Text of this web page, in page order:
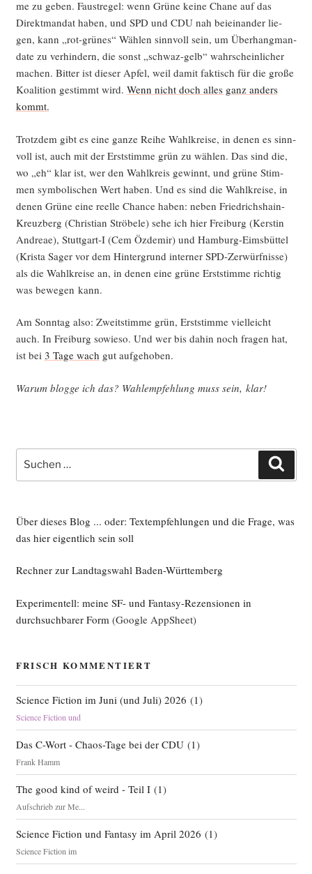
me zu geben. Faust­re­gel: wenn Grü­ne kei­ne Cha­ne auf das
Direkt­man­dat haben, und SPD und CDU nah bei­ein­an­der lie­
gen, kann „rot-grü­nes“ Wäh­len sinn­voll sein, um Über­hang­man­
da­te zu ver­hin­dern, die sonst „schwaz-gelb“ wahr­schein­li­cher
machen. Bit­ter ist die­ser Apfel, weil damit fak­tisch für die gro­ße
Koali­ti­on gestimmt wird. Wenn nicht doch alles ganz anders
kommt.
Trotz­dem gibt es eine gan­ze Rei­he Wahl­krei­se, in denen es sinn­
voll ist, auch mit der Erst­stim­me grün zu wäh­len. Das sind die,
wo „eh“ klar ist, wer den Wahl­kreis gewinnt, und grü­ne Stim­
men sym­bo­li­schen Wert haben. Und es sind die Wahl­krei­se, in
denen Grü­ne eine reel­le Chan­ce haben: neben Fried­richs­hain-
Kreuz­berg (Chris­ti­an Strö­be­le) sehe ich hier Frei­burg (Kers­tin
And­reae), Stuttgart‑I (Cem Özd­emir) und Ham­burg-Eims­büt­tel
(Kris­ta Sager vor dem Hin­ter­grund inter­ner SPD-Zer­würf­nis­se)
als die Wahl­krei­se an, in denen eine grü­ne Erst­stim­me rich­tig
was bewe­gen kann.
Am Sonn­tag also: Zweit­stim­me grün, Erst­stim­me viel­leicht
auch. In Frei­burg sowie­so. Und wer bis dahin noch fra­gen hat,
ist bei 3 Tage wach gut aufgehoben.
War­um blog­ge ich das? Wahl­emp­feh­lung muss sein, klar!
Suche
nach:
Über dieses Blog ... oder: Textempfehlungen und die Frage, was
das hier eigentlich sein soll
Rechner zur Landtagswahl Baden-Württemberg
Experimentell: meine SF- und Fantasy-Rezensionen in
durchsuchbarer Form (Google AppSheet)
FRISCH KOMMENTIERT
Science Fiction im Juni (und Juli) 2026 (1)
Science Fiction und
Das C-Wort - Chaos-Tage bei der CDU(1)
Frank Hamm
The good kind of weird - Teil I(1)
Aufschrieb zur Me...
Science Fiction und Fantasy im April 2026 (1)
Science Fiction im